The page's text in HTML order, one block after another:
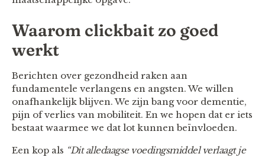
Waarom clickbait zo goed
werkt
Berichten over gezondheid raken aan
fundamentele verlangens en angsten. We willen
onafhankelijk blijven. We zijn bang voor dementie,
pijn of verlies van mobiliteit. En we hopen dat er iets
bestaat waarmee we dat lot kunnen beïnvloeden.
Een kop als “Dit alledaagse voedingsmiddel verlaagt je